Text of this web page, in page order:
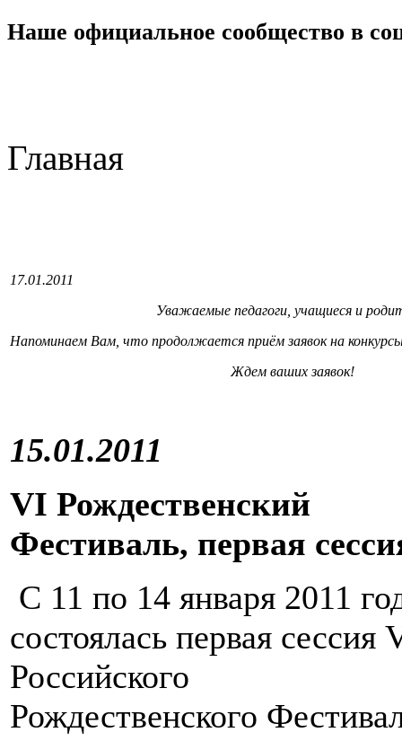
Наше официальное сообщество в
Главная
17.01.2011
Уважаемые педагоги, учащиеся и
Напоминаем Вам, что продолжается приём заявок на
Ждем ваших заявок!
15.01.2011
VI Рождественский
Фестиваль, первая
С 11 по 14 января 2011
состоялась первая сессия
Российского
Рождественского